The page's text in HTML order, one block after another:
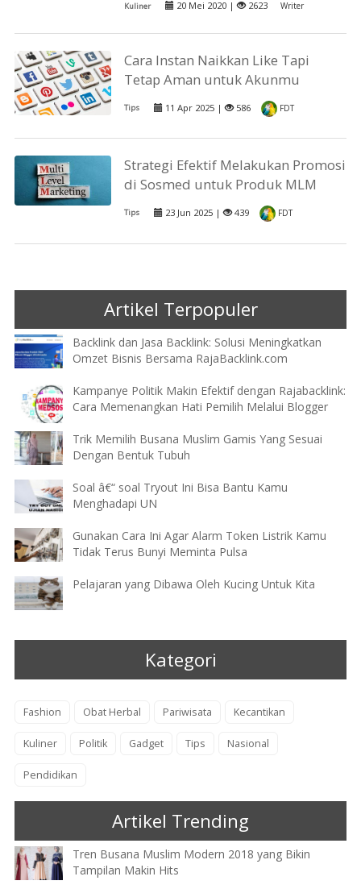
Kuliner 20 Mei 2020 | 2623 Writer
Cara Instan Naikkan Like Tapi
Tetap Aman untuk Akunmu
Tips 11 Apr 2025 | 586 FDT
Strategi Efektif Melakukan Promosi
di Sosmed untuk Produk MLM
Tips 23 Jun 2025 | 439 FDT
Artikel Terpopuler
Backlink dan Jasa Backlink: Solusi Meningkatkan
Omzet Bisnis Bersama RajaBacklink.com
Kampanye Politik Makin Efektif dengan Rajabacklink:
Cara Memenangkan Hati Pemilih Melalui Blogger
Trik Memilih Busana Muslim Gamis Yang Sesuai
Dengan Bentuk Tubuh
Soal â€“ soal Tryout Ini Bisa Bantu Kamu
Menghadapi UN
Gunakan Cara Ini Agar Alarm Token Listrik Kamu
Tidak Terus Bunyi Meminta Pulsa
Pelajaran yang Dibawa Oleh Kucing Untuk Kita
Kategori
Fashion Obat Herbal Pariwisata Kecantikan
Kuliner Politik Gadget Tips Nasional
Pendidikan
Artikel Trending
Tren Busana Muslim Modern 2018 yang Bikin
Tampilan Makin Hits